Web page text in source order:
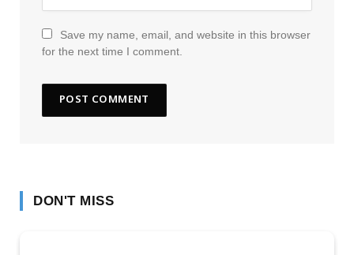
Save my name, email, and website in this browser
for the next time I comment.
DON'T MISS